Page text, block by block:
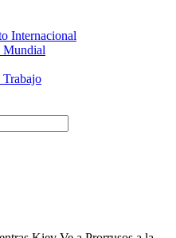
Internacional
Mundial
Trabajo